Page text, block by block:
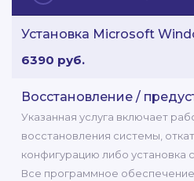
Установка Microsoft
6390 руб.
Восстановление /
Указанная услуга включает
восстановления системы,
конфигурацию либо установка с
Все программное обеспечение